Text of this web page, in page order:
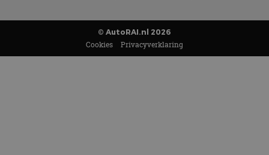
© AutoRAI.nl 2026
Cookies Privacyverklaring